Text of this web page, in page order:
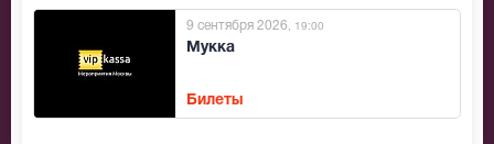
Мукка
9 сентября 2026 , 19:00
Билеты